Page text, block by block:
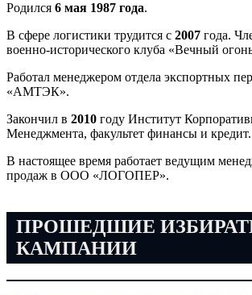
Родился 6 мая 1987 года.
В сфере логистики трудится с 2007 года.
военно-исторического клуба «Вечный
Работал менеджером отдела экспортных
«АМТЭК».
Закончил в 2010 году Институт
Менеджмента, факультет финансы и кредит.
В настоящее время работает ведущим
продаж в ООО «ЛОГОПЕР».
ПРОШЕДШИЕ
КАМПАНИИ